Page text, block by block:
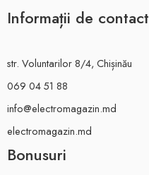
Informații de contact
str. Voluntarilor 8/4, Chișinău
069 04 51 88
info@electromagazin.md
electromagazin.md
Bonusuri